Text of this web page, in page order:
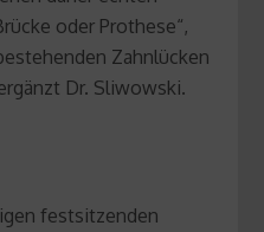
oder Prothese“,
Zahnlücken
Dr. Sliwowski.
festsitzenden